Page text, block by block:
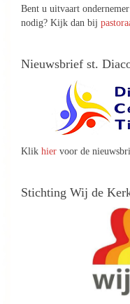
Bent u uitvaart
nodig? Kijk dan bij
Nieuwsbrief st.
Klik hier voor de
Stichting Wij de